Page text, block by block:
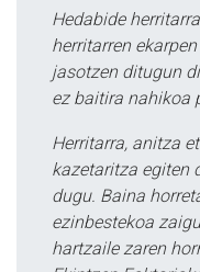
Hedabide
herritarren
jasotzen ditugun
ez baitira nahikoa
Herritarra, anitza
kazetaritza egiten
dugu. Baina
ezinbestekoa
hartzaile zaren